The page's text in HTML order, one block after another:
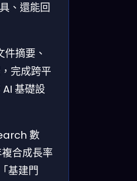
、還能回
摘要、
完成跨平
基礎設
數
合成長率
基建門